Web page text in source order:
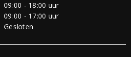
09:00 - 18:00 uur
09:00 - 17:00 uur
Gesloten